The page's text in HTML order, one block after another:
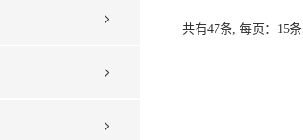
共有47条, 每页：15条